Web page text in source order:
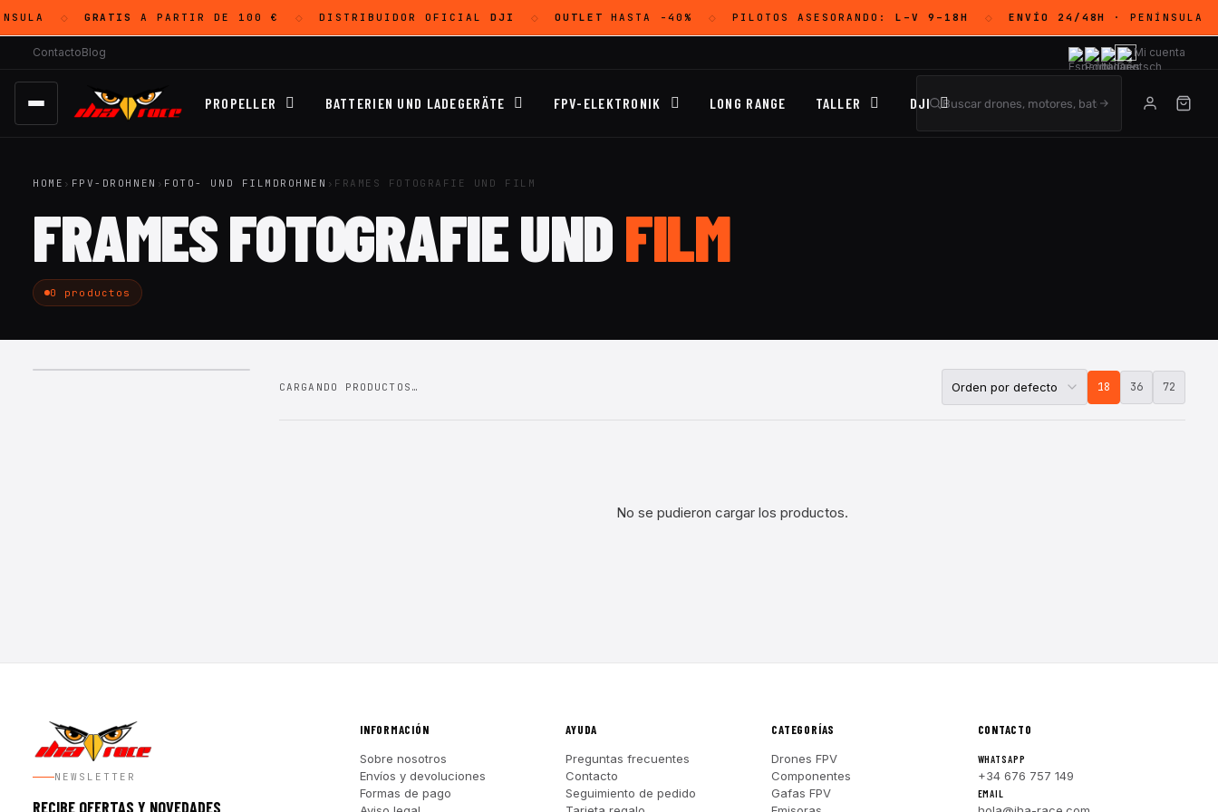
◇ GRATISA PARTIR DE 100 € ◇ DISTRIBUIDOR OFICIAL DJI ◇ OUTLETHASTA -40% ◇ PILOTOS ASESORANDO: L–V 9–18H ◇ ENVÍO 24/48H· PENÍNSULA
ContactoBlog Mi cuenta
PROPELLER BATTERIEN UND LADEGERÄTE FPV-ELEKTRONIK LONG RANGE TALLER DJI
HOME › FPV-DROHNEN › FOTO- UND FILMDROHNEN › FRAMES FOTOGRAFIE UND FILM
FRAMES FOTOGRAFIE UNDFILM
0 productos
CARGANDO PRODUCTOS… 18 36 72
No se pudieron cargar los productos.
NEWSLETTER
RECIBE OFERTAS Y NOVEDADES
INFORMACIÓN
Sobre nosotros
Envíos y devoluciones
Formas de pago
AYUDA
Preguntas frecuentes
Contacto
Seguimiento de pedido
CATEGORÍAS
Drones FPV
Componentes
Gafas FPV
CONTACTO
WHATSAPP
+34 676 757 149
EMAIL